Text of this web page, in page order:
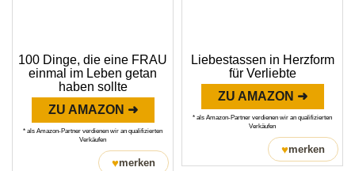
100 Dinge, die eine FRAU
einmal im Leben getan
haben sollte
ZU AMAZON ➜
* als Amazon-Partner verdienen wir an qualifizierten
Verkäufen
♥merken
Liebestassen in Herzform
für Verliebte
ZU AMAZON ➜
* als Amazon-Partner verdienen wir an qualifizierten
Verkäufen
♥merken